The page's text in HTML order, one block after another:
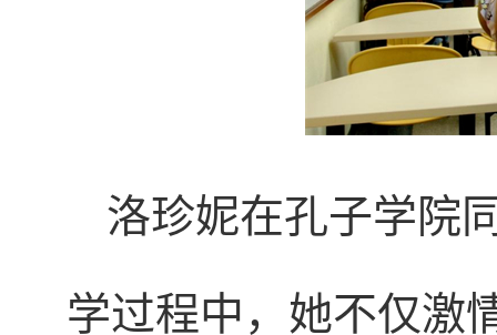
洛珍妮在孔子学院
学过程中，她不仅激